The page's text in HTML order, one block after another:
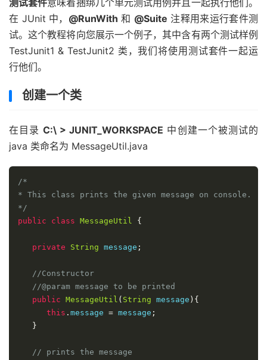
测试套件意味着捆绑几个单元测试用例并且一起执行他们。
在 JUnit 中， @RunWith 和 @Suite 注释用来运行套件测
试。这个教程将向您展示一个例子，其中含有两个测试样例
TestJunit1 & TestJunit2 类，我们将使用测试套件一起运
行他们。
创建一个类
在目录C:\ > JUNIT_WORKSPACE 中创建一个被测试的
java 类命名为 MessageUtil.java
/*
* This class prints the given message on console.
*/
public
class MessageUtil {
private String message ;
//Constructor
//@param message to be printed
public MessageUtil ( String message ){
this . message = message ;
}
// prints the message